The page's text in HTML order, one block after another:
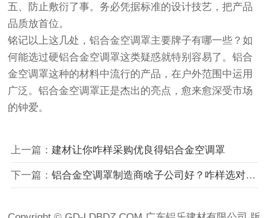
五、防止敷衍了事。务必凭据标准的设计技艺，把产品
品质放首位。
铭记以上这几处，铝合金空调罩主要牌子有哪一些？如
何能选过硬铝合金空调罩这类疑惑就特别容易了。铝合
金空调罩这种的材料中流行的产品，在户外范围中运用
广泛。铝合金空调罩正是杰出的亮点，愈来愈深受市场
的钟爱。
上一篇： 建材让你咋样采购优良得铝合金空调罩
下一篇： 铝合金空调罩制造商啥子公司好？咋样选对过硬铝合金空调罩